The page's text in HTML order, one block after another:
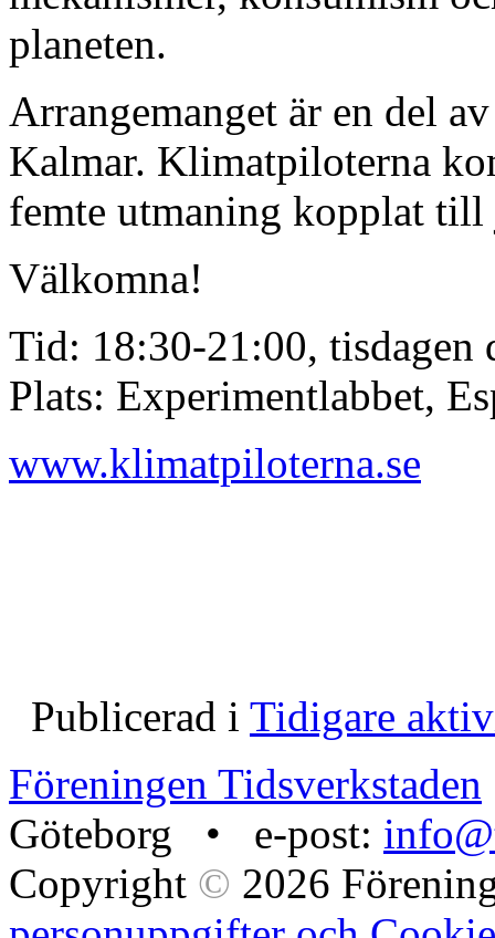
planeten.
Arrangemanget är en del
Kalmar. Klimatpiloterna
femte utmaning kopplat
Välkomna!
Tid: 18:30-21:00, tisdagen
Plats: Experimentlabbet,
www.klimatpiloterna.se
Publicerad i Tidigare
Föreningen Tidsverkstaden
Göteborg • e-post:
Copyright © 2026